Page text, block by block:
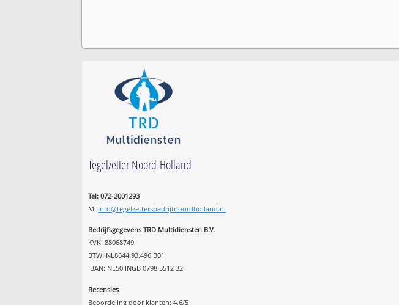
Tegelzetter Noord-Holland
Tel: 072-2001293
M: info@tegelzettersbedrijfnoordholland.nl
Bedrijfsgegevens TRD Multidiensten B.V.
KVK: 88068749
BTW: NL8644.93.496.B01
IBAN: NL50 INGB 0798 5512 32
Recensies
Beoordeling door klanten:4,6/5